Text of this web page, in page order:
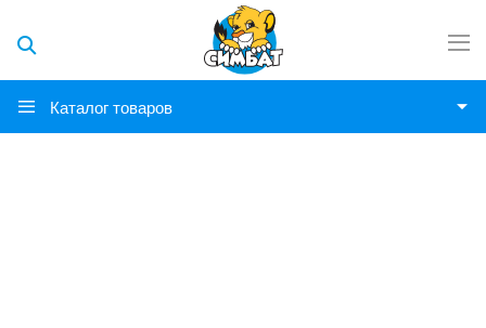
Каталог товаров